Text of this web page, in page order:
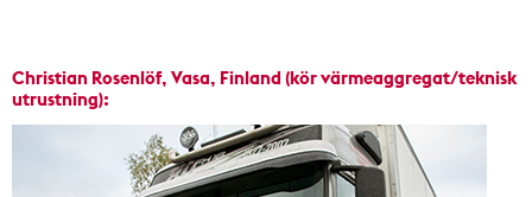
Christian Rosenlöf, Vasa, Finland (kör värmeaggregat/teknisk
utrustning):